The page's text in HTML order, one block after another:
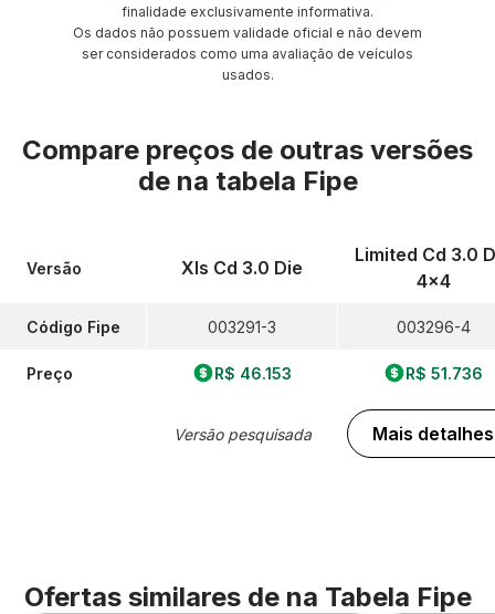
finalidade exclusivamente informativa.
Os dados não possuem validade oficial e não devem
ser considerados como uma avaliação de veículos
usados.
Compare preços de outras versões
de na tabela Fipe
Versão
Código Fipe
Preço
Xls Cd 3.0 Die
003291-3
R$ 46.153
Versão pesquisada
Limited Cd 3.0
4x4
003296-4
R$ 51.736
Mais detalhes
Ofertas similares de na Tabela Fipe